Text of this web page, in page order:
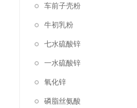
车前子壳粉
牛初乳粉
七水硫酸锌
一水硫酸锌
氧化锌
磷脂丝氨酸